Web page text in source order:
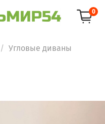
0
Угловые диваны